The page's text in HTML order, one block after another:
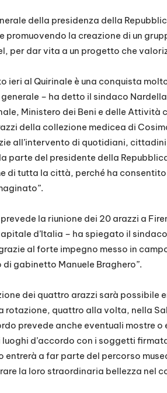
della presidenza della
promuovendo la creazione di un
per dar vita a un progetto che
ieri al Quirinale è una conquista
– ha detto il sindaco
Ministero dei Beni e delle Attività
della collezione medicea di
all’intervento di quotidiani,
parte del presidente della
di tutta la città, perché ha
la riunione dei 20 arazzi a
d’Italia – ha spiegato il
al forte impegno messo in
gabinetto Manuele Braghero”.
dei quattro arazzi sarà possibile
rotazione, quattro alla volta, nella
prevede anche eventuali mostre
d’accordo con i soggetti
entrerà a far parte del percorso
la loro straordinaria bellezza nel